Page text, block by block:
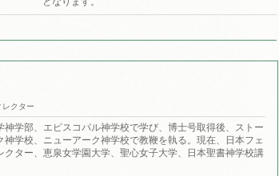
レクター
学部、エピスコパル神学校で学び、博士号取得後、ストー
学校、ニューアーク神学校で教鞭を執る。現在、日本フェ
クター、恵泉女学園大学、聖心女子大学、日本聖書神学校講